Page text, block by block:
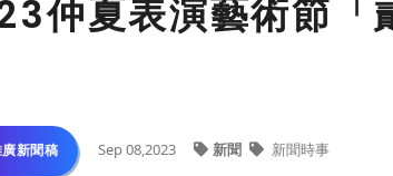
仲夏表演藝術節「
新聞稿 Sep 08,2023 新聞 新聞時事